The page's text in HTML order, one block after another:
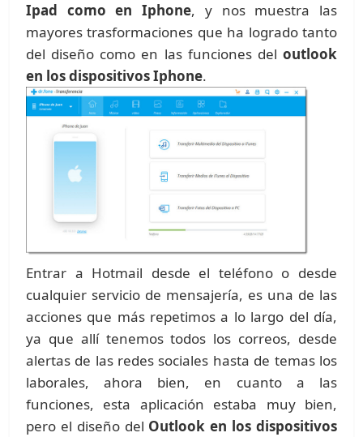
Ipad como en Iphone, y nos muestra las
mayores trasformaciones que ha logrado tanto
del diseño como en las funciones del outlook
en los dispositivos Iphone.
Entrar a Hotmail desde el teléfono o desde
cualquier servicio de mensajería, es una de las
acciones que más repetimos a lo largo del día,
ya que allí tenemos todos los correos, desde
alertas de las redes sociales hasta de temas los
laborales, ahora bien, en cuanto a las
funciones, esta aplicación estaba muy bien,
pero el diseño del Outlook en los dispositivos